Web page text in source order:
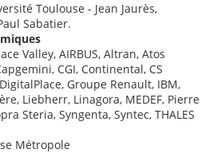
Toulouse - Jean Jaurès,
Sabatier.
Valley, AIRBUS, Altran, Atos
CGI, Continental, CS
Groupe Renault, IBM,
Liebherr, Linagora, MEDEF, Pierre
Steria, Syngenta, Syntec, THALES
Métropole